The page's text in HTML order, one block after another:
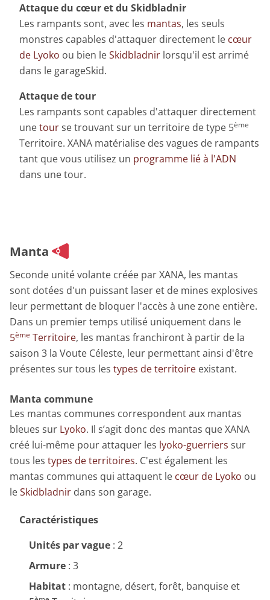
Attaque du cœur et du Skidbladnir
Les rampants sont, avec les mantas, les seuls
monstres capables d'attaquer directement le cœur
de Lyoko ou bien leSkidbladnir lorsqu'il est arrimé
dans le garageSkid.
Attaque de tour
Les rampants sont capables d'attaquer directement
unetourse trouvant sur un territoire de type 5ème
Territoire. XANA matérialise des vagues de rampants
tant que vous utilisez un programme lié à l'ADN
dans une tour.
Manta
Seconde unité volante créée par XANA, les mantas
sont dotées d'un puissant laser et de mines explosives
leur permettant de bloquer l'accès à une zone entière.
Dans un premier temps utilisé uniquement dans le
5ème Territoire, les mantas franchiront à partir de la
saison 3 la Voute Céleste, leur permettant ainsi d'être
présentes sur tous les types de territoire existant.
Manta commune
Les mantas communes correspondent aux mantas
bleues sur Lyoko. Il s’agit donc des mantas que XANA
créé lui-même pour attaquer les lyoko-guerriers sur
tous les types de territoires. C'est également les
mantas communes qui attaquent le cœur de Lyoko ou
leSkidbladnir dans son garage.
Caractéristiques
Unités par vague : 2
Armure : 3
Habitat : montagne, désert, forêt, banquise et